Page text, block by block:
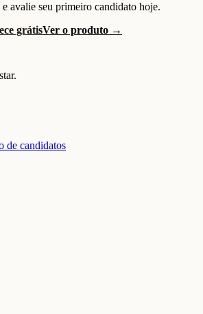
avalie seu primeiro candidato hoje.
grátisVer o produto →
de candidatos